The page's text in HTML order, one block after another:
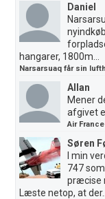
Daniel
hangarer, 1800m...
Narsarsuaq får sin
Allan
Mener
afgivet
Air
Søren
I min
747
præcise
Læste netop, at der...